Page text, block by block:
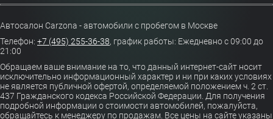
Автосалон Carzona - автомобили с пробегом в Москве
Телефон: +7 (495) 255-36-38, график работы: Ежедневно с 09:00 до
21:00
Обращаем ваше внимание на то, что данный интернет-сайт носит
исключительно информационный характер и ни при каких условиях
не является публичной офертой, определяемой положением ч. 2 ст.
437 Гражданского кодекса Российской Федерации. Для получения
подробной информации о стоимости автомобилей, пожалуйста,
обращайтесь к менеджеру по продажам. Все цены на сайте указаны